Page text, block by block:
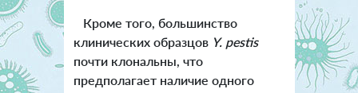
Кроме того, большинство
клинических образцов Y. pestis
почти клональны, что
предполагает наличие одного